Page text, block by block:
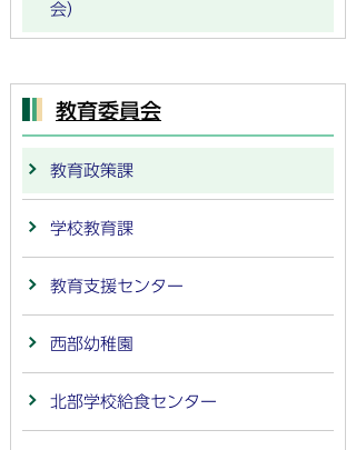
会）
教育委員会
教育政策課
学校教育課
教育支援センター
西部幼稚園
北部学校給食センター